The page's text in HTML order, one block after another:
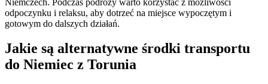
odpoczynku i relaksu, aby dotrzeć na miejsce wypoczętym i
gotowym do dalszych działań.
Jakie są alternatywne środki transportu
do Niemiec z Torunia